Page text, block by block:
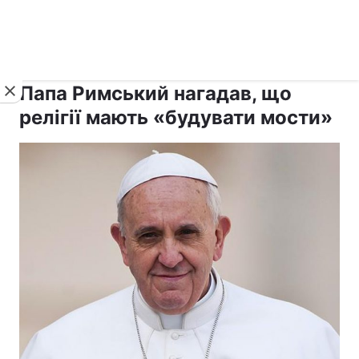
Папа Римський нагадав, що
релігії мають «будувати мости»